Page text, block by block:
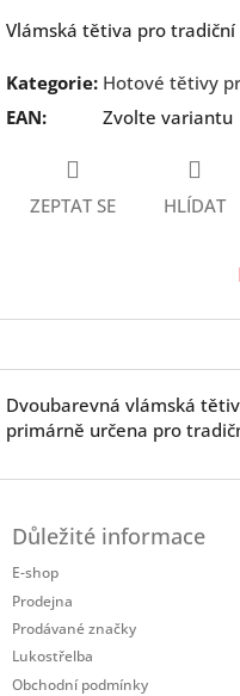
Vlámská tětiva pro tradiční
Kategorie: Hotové tětivy
EAN: Zvolte variantu
ZEPTAT SE HLÍDAT
Dvoubarevná vlámská
primárně určena pro
Důležité informace
E-shop
Prodejna
Prodávané značky
Lukostřelba
Obchodní podmínky